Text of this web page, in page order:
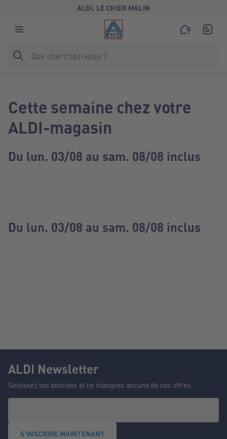
ALDI, LE CHOIX MALIN
Cette semaine chez votre
ALDI-magasin
Du lun. 03/08 au sam. 08/08 inclus
Du lun. 03/08 au sam. 08/08 inclus
ALDI Newsletter
Saisissez vos données et ne manquez aucune de nos offres.
S'INSCRIRE MAINTENANT